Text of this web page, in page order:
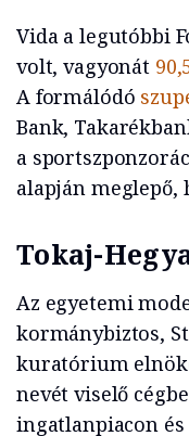
Vida a legutóbbi
volt, vagyonát
A formálódó
Bank,
a
alapján meglepő,
Tokaj-
Az egyetemi
kormánybiztos,
kuratórium
nevét viselő
ingatlanpiacon és